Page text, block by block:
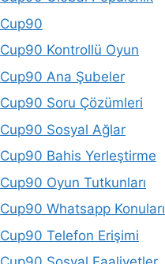
Cup90
Cup90 Kontrollü Oyun
Cup90 Ana Şubeler
Cup90 Soru Çözümleri
Cup90 Sosyal Ağlar
Cup90 Bahis Yerleştirme
Cup90 Oyun Tutkunları
Cup90 Whatsapp Konuları
Cup90 Telefon Erişimi